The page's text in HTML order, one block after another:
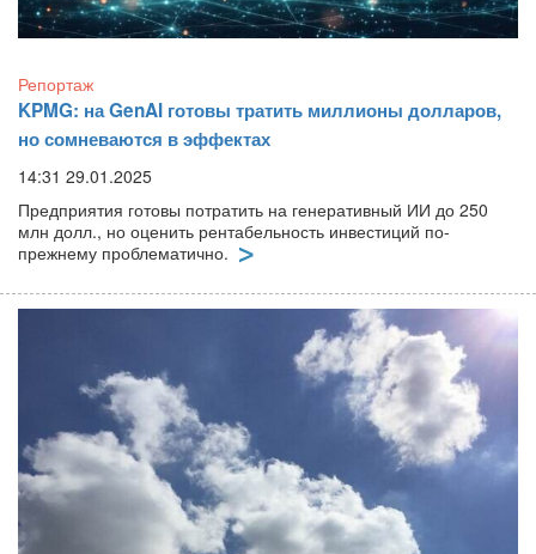
Репортаж
KPMG: на GenAI готовы тратить миллионы долларов,
но сомневаются в эффектах
14:31 29.01.2025
Предприятия готовы потратить на генеративный ИИ до 250
млн долл., но оценить рентабельность инвестиций по-
прежнему проблематично.